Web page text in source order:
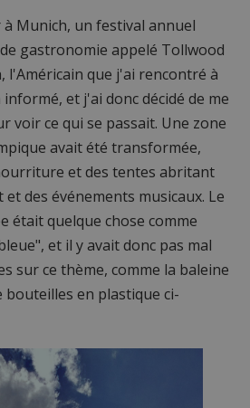
Munich, un festival annuel
gastronomie appelé Tollwood
l'Américain que j'ai rencontré à
et j'ai donc décidé de me
voir ce qui se passait. Une zone
avait été transformée,
et des tentes abritant
des événements musicaux. Le
était quelque chose comme
et il y avait donc pas mal
sur ce thème, comme la baleine
en plastique ci-